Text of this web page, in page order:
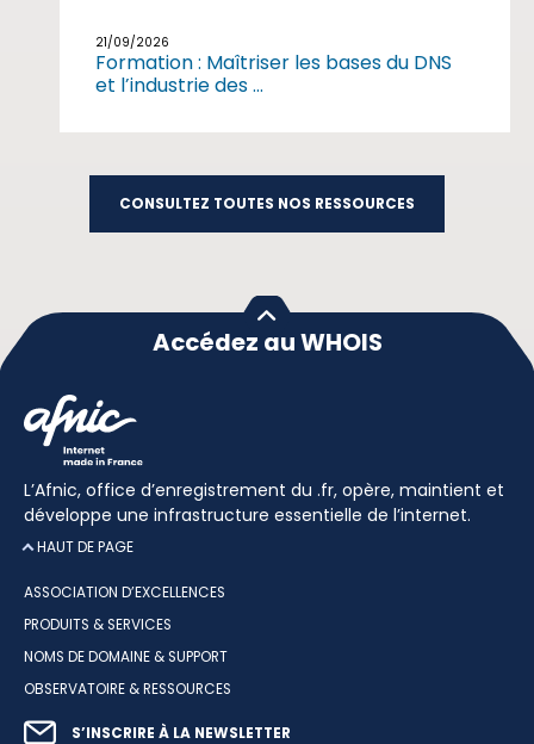
21/09/2026
Formation : Maîtriser les bases du DNS
et l’industrie des ...
CONSULTEZ TOUTES NOS RESSOURCES
Accédez au WHOIS
L’Afnic, office d’enregistrement du .fr, opère, maintient et
développe une infrastructure essentielle de l’internet.
HAUT DE PAGE
ASSOCIATION D’EXCELLENCES
PRODUITS & SERVICES
NOMS DE DOMAINE & SUPPORT
OBSERVATOIRE & RESSOURCES
S’INSCRIRE À LA NEWSLETTER